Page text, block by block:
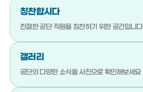
버스(택시)승강장
기장군청소년수련관
051-792-4710
기장문화예절학교
051-792-4720
청소년상담복지센터
칭찬합시다
친절한 공단 직원을칭찬하기 위한 공간입니다
갤러리
공단의 다양한 소식을사진으로 확인해보세요